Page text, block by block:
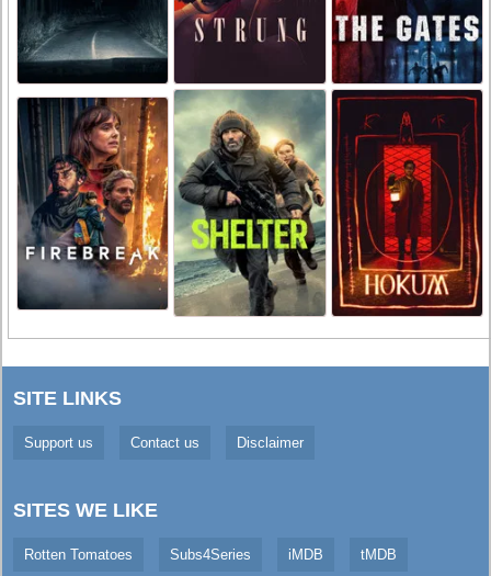
SITE LINKS
Support us Contact us Disclaimer
SITES WE LIKE
Rotten Tomatoes Subs4Series iMDB tMDB